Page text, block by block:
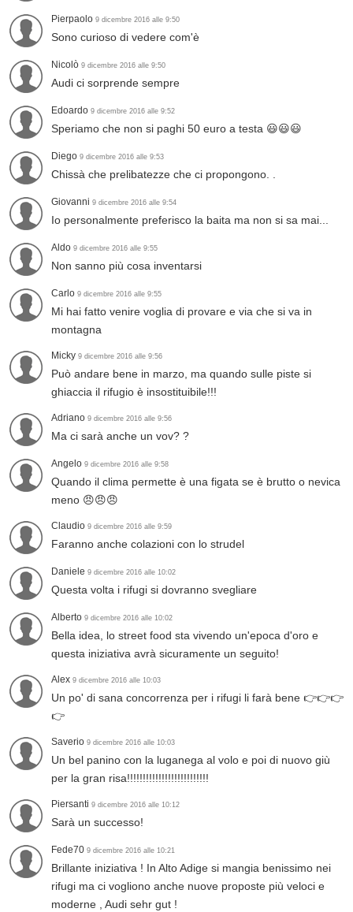
Pierpaolo 9 dicembre 2016 alle 9:50
Sono curioso di vedere com'è
Nicolò 9 dicembre 2016 alle 9:50
Audi ci sorprende sempre
Edoardo 9 dicembre 2016 alle 9:52
Speriamo che non si paghi 50 euro a testa 😃😃😃
Diego 9 dicembre 2016 alle 9:53
Chissà che prelibatezze che ci propongono. .
Giovanni 9 dicembre 2016 alle 9:54
Io personalmente preferisco la baita ma non si sa mai...
Aldo 9 dicembre 2016 alle 9:55
Non sanno più cosa inventarsi
Carlo 9 dicembre 2016 alle 9:55
Mi hai fatto venire voglia di provare e via che si va in
montagna
Micky 9 dicembre 2016 alle 9:56
Può andare bene in marzo, ma quando sulle piste si
ghiaccia il rifugio è insostituibile!!!
Adriano 9 dicembre 2016 alle 9:56
Ma ci sarà anche un vov? ?
Angelo 9 dicembre 2016 alle 9:58
Quando il clima permette è una figata se è brutto o nevica
meno 😠😠😠
Claudio 9 dicembre 2016 alle 9:59
Faranno anche colazioni con lo strudel
Daniele 9 dicembre 2016 alle 10:02
Questa volta i rifugi si dovranno svegliare
Alberto 9 dicembre 2016 alle 10:02
Bella idea, lo street food sta vivendo un'epoca d'oro e
questa iniziativa avrà sicuramente un seguito!
Alex 9 dicembre 2016 alle 10:03
Un po' di sana concorrenza per i rifugi li farà bene 👉👉👉
👉
Saverio 9 dicembre 2016 alle 10:03
Un bel panino con la luganega al volo e poi di nuovo giù
per la gran risa!!!!!!!!!!!!!!!!!!!!!!!!!!
Piersanti 9 dicembre 2016 alle 10:12
Sarà un successo!
Fede70 9 dicembre 2016 alle 10:21
Brillante iniziativa ! In Alto Adige si mangia benissimo nei
rifugi ma ci vogliono anche nuove proposte più veloci e
moderne , Audi sehr gut !